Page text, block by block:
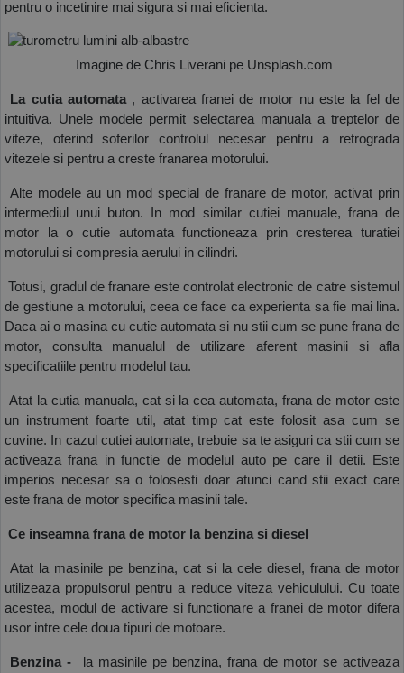
pentru o incetinire mai sigura si mai eficienta.
Imagine de Chris Liverani pe Unsplash.com
La cutia automata , activarea franei de motor nu este la fel de
intuitiva. Unele modele permit selectarea manuala a treptelor de
viteze, oferind soferilor controlul necesar pentru a retrograda
vitezele si pentru a creste franarea motorului.
Alte modele au un mod special de franare de motor, activat prin
intermediul unui buton. In mod similar cutiei manuale, frana de
motor la o cutie automata functioneaza prin cresterea turatiei
motorului si compresia aerului in cilindri.
Totusi, gradul de franare este controlat electronic de catre sistemul
de gestiune a motorului, ceea ce face ca experienta sa fie mai lina.
Daca ai o masina cu cutie automata si nu stii cum se pune frana de
motor, consulta manualul de utilizare aferent masinii si afla
specificatiile pentru modelul tau.
Atat la cutia manuala, cat si la cea automata, frana de motor este
un instrument foarte util, atat timp cat este folosit asa cum se
cuvine. In cazul cutiei automate, trebuie sa te asiguri ca stii cum se
activeaza frana in functie de modelul auto pe care il detii. Este
imperios necesar sa o folosesti doar atunci cand stii exact care
este frana de motor specifica masinii tale.
Ce inseamna frana de motor la benzina si diesel
Atat la masinile pe benzina, cat si la cele diesel, frana de motor
utilizeaza propulsorul pentru a reduce viteza vehiculului. Cu toate
acestea, modul de activare si functionare a franei de motor difera
usor intre cele doua tipuri de motoare.
Benzina -
la masinile pe benzina, frana de motor se activeaza